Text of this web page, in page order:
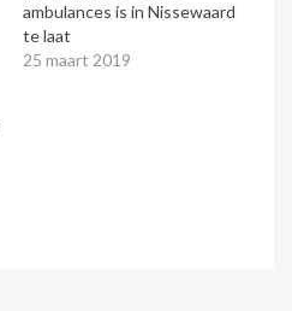
ambulances is in Nissewaard
te laat
25 maart 2019